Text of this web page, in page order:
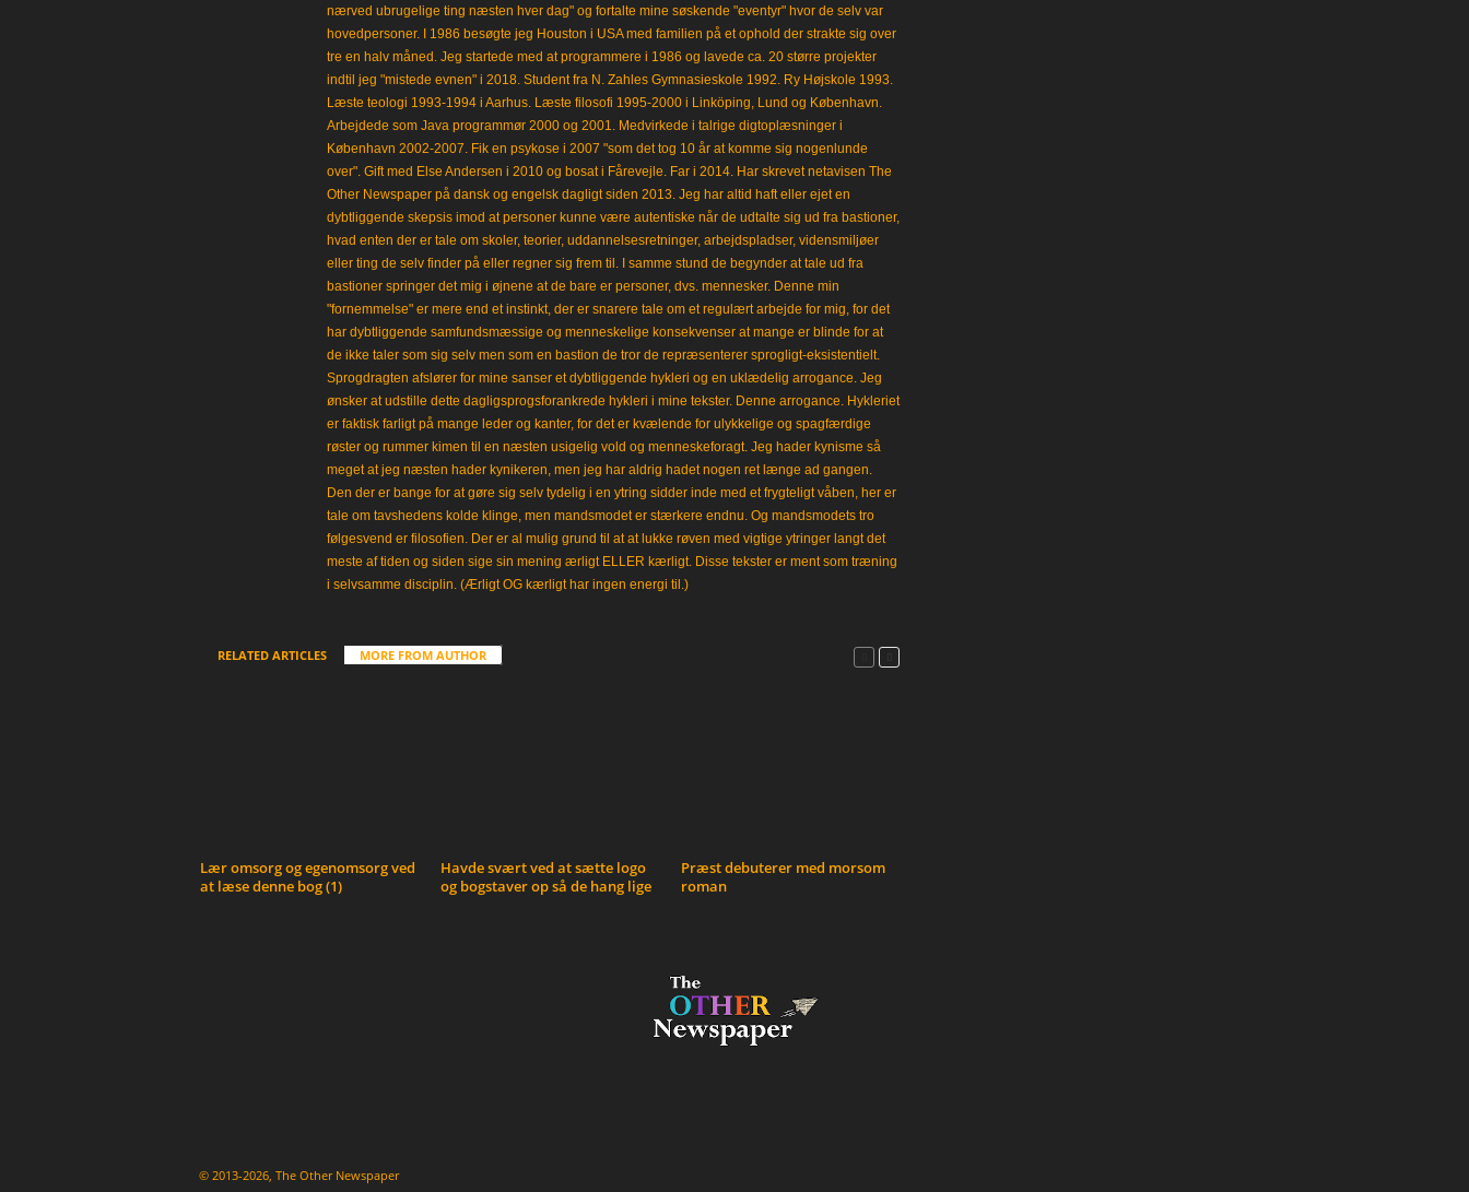
nærved ubrugelige ting næsten hver dag" og fortalte mine søskende "eventyr" hvor de selv var
hovedpersoner. I 1986 besøgte jeg Houston i USA med familien på et ophold der strakte sig over
tre en halv måned. Jeg startede med at programmere i 1986 og lavede ca. 20 større projekter
indtil jeg "mistede evnen" i 2018. Student fra N. Zahles Gymnasieskole 1992. Ry Højskole 1993.
Læste teologi 1993-1994 i Aarhus. Læste filosofi 1995-2000 i Linköping, Lund og København.
Arbejdede som Java programmør 2000 og 2001. Medvirkede i talrige digtoplæsninger i
København 2002-2007. Fik en psykose i 2007 "som det tog 10 år at komme sig nogenlunde
over". Gift med Else Andersen i 2010 og bosat i Fårevejle. Far i 2014. Har skrevet netavisen The
Other Newspaper på dansk og engelsk dagligt siden 2013. Jeg har altid haft eller ejet en
dybtliggende skepsis imod at personer kunne være autentiske når de udtalte sig ud fra bastioner,
hvad enten der er tale om skoler, teorier, uddannelsesretninger, arbejdspladser, vidensmiljøer
eller ting de selv finder på eller regner sig frem til. I samme stund de begynder at tale ud fra
bastioner springer det mig i øjnene at de bare er personer, dvs. mennesker. Denne min
"fornemmelse" er mere end et instinkt, der er snarere tale om et regulært arbejde for mig, for det
har dybtliggende samfundsmæssige og menneskelige konsekvenser at mange er blinde for at
de ikke taler som sig selv men som en bastion de tror de repræsenterer sprogligt-eksistentielt.
Sprogdragten afslører for mine sanser et dybtliggende hykleri og en uklædelig arrogance. Jeg
ønsker at udstille dette dagligsprogsforankrede hykleri i mine tekster. Denne arrogance. Hykleriet
er faktisk farligt på mange leder og kanter, for det er kvælende for ulykkelige og spagfærdige
røster og rummer kimen til en næsten usigelig vold og menneskeforagt. Jeg hader kynisme så
meget at jeg næsten hader kynikeren, men jeg har aldrig hadet nogen ret længe ad gangen.
Den der er bange for at gøre sig selv tydelig i en ytring sidder inde med et frygteligt våben, her er
tale om tavshedens kolde klinge, men mandsmodet er stærkere endnu. Og mandsmodets tro
følgesvend er filosofien. Der er al mulig grund til at at lukke røven med vigtige ytringer langt det
meste af tiden og siden sige sin mening ærligt ELLER kærligt. Disse tekster er ment som træning
i selvsamme disciplin. (Ærligt OG kærligt har ingen energi til.)
RELATED ARTICLES MORE FROM AUTHOR
Lær omsorg og egenomsorg ved
at læse denne bog (1)
Havde svært ved at sætte logo
og bogstaver op så de hang lige
Præst debuterer med morsom
roman
© 2013-2026, The Other Newspaper